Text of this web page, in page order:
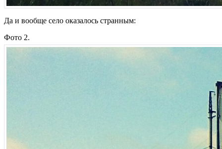
Да и вообще село оказалось странным:
Фото 2.